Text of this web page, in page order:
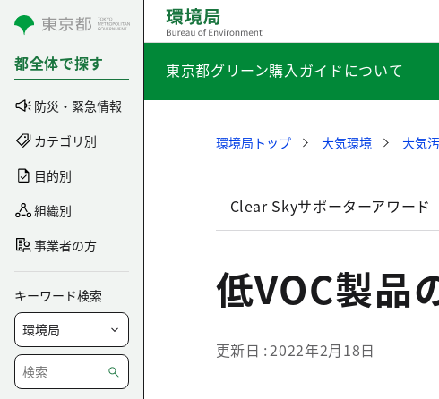
コンテンツにスキップ
都全体で探す
防災・緊急情報
カテゴリ別
目的別
組織別
事業者の方
キーワード検索
東京都グリーン購入ガイドについて
環境局トップ 大気環境 大気
Clear Skyサポーターアワード
低VOC製品
更新日 2022年2月18日